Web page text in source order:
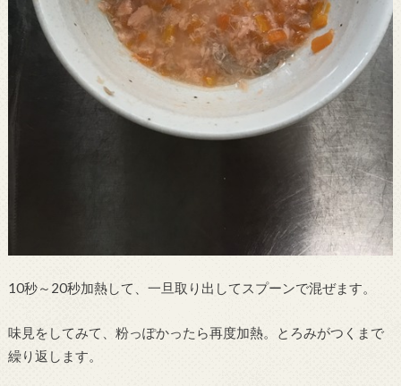
10秒～20秒加熱して、一旦取り出してスプーンで混ぜます。
味見をしてみて、粉っぽかったら再度加熱。とろみがつくまで
繰り返します。